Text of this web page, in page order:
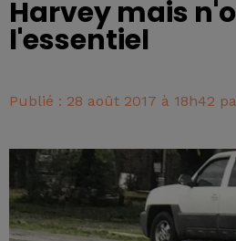
Harvey mais
l'essentiel
Publié : 28 août 2017 à 18h42